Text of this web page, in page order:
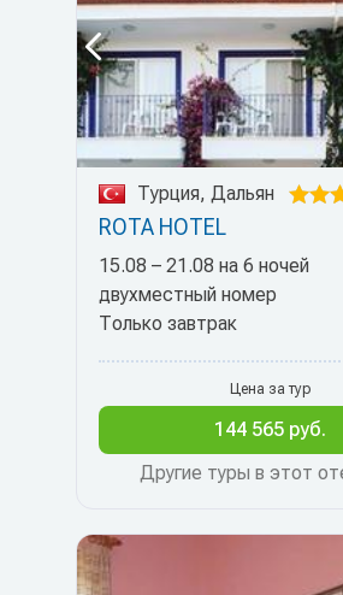
Турция, Дальян
ROTA HOTEL
15.08 – 21.08 на 6 ночей
двухместный номер
Только завтрак
Другие туры в этот
Цена за тур
144 565 руб.